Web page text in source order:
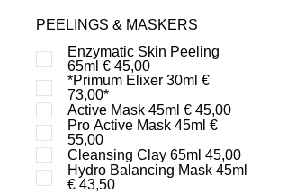
PEELINGS & MASKERS
Enzymatic Skin Peeling
65ml € 45,00
*Primum Elixer 30ml €
73,00*
Active Mask 45ml € 45,00
Pro Active Mask 45ml €
55,00
Cleansing Clay 65ml 45,00
Hydro Balancing Mask 45ml
€ 43,50